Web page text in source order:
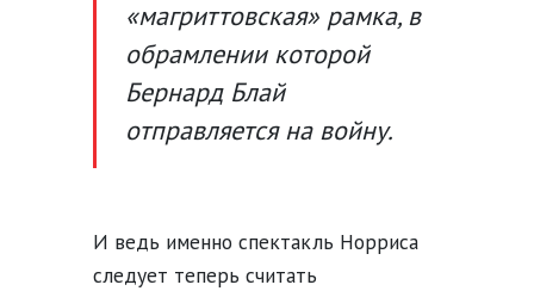
«магриттовская» рамка, в
обрамлении которой
Бернард Блай
отправляется на войну.
И ведь именно спектакль Норриса
следует теперь считать